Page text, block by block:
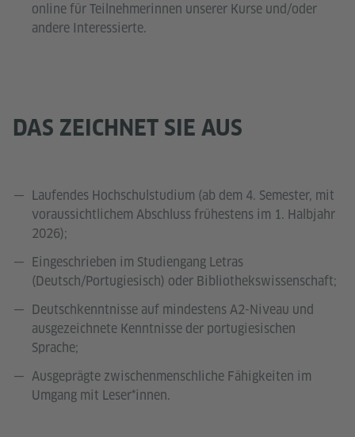
online für Teilnehmerinnen unserer Kurse und/oder
andere Interessierte.
DAS ZEICHNET SIE AUS
Laufendes Hochschulstudium (ab dem 4. Semester, mit
voraussichtlichem Abschluss frühestens im 1. Halbjahr
2026);
Eingeschrieben im Studiengang Letras
(Deutsch/Portugiesisch) oder Bibliothekswissenschaft;
Deutschkenntnisse auf mindestens A2-Niveau und
ausgezeichnete Kenntnisse der portugiesischen
Sprache;
Ausgeprägte zwischenmenschliche Fähigkeiten im
Umgang mit Leser*innen.